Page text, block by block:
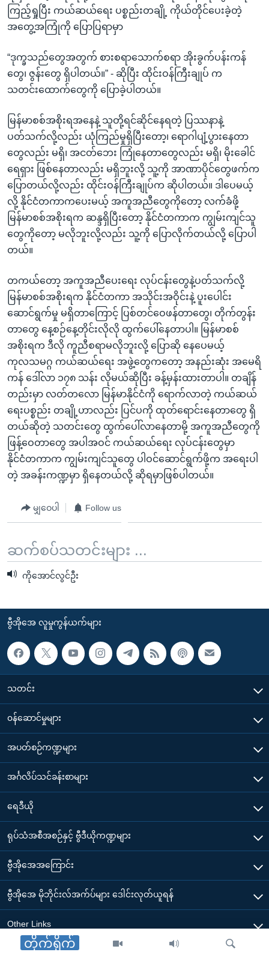
တိုက်ရိုက်
ကြည့်ရှုပြီး ကယ်ဆယ်ရေး ပစ္စည်းတချို့ ကိုယ်တိုင်ပေးခဲ့တဲ့
အတွေ့အကြုံကို ပြောပြရာမှာ
“ဒုက္ခသည်တွေအတွက် စားစရာသောက်စရာ အိုးခွက်ပန်းကန်
တွေ၊ ဇွန်းတွေ ရှိပါတယ်။” - ဆိုပြီး ထိုင်းဝန်ကြီးချုပ် က
သတင်းထောက်တွေကို ပြောခဲ့ပါတယ်။
မြန်မာစစ်အစိုးရအနေနဲ့ သူတို့ရင်ဆိုင်နေရတဲ့ ပြဿနာနဲ့
ပတ်သက်လို့လည်း ယုံကြည်မှုရှိပြီးတော့၊ ရောဂါပျံ့ပွားနေတာ
တွေလည်း မရှိ၊ အငတ်ဘေး ကြုံနေတာတွေလည်း မရှိ၊ မိုးခေါင်
ရေရှား ဖြစ်နေတာလည်း မရှိဘူးလို့ သူ့ကို အာဏာပိုင်တွေဖက်က
ပြောတယ်လို့လည်း ထိုင်းဝန်ကြီးချုပ်က ဆိုပါတယ်။ ဒါပေမယ့်
လို့ နိုင်ငံတကာကပေးမယ့် အကူအညီတွေကိုတော့ လက်ခံဖို့
မြန်မာစစ်အစိုးရက ဆန္ဒရှိပြီးတော့ နိုင်ငံတကာက ကျွမ်းကျင်သူ
တွေကိုတော့ မလိုဘူးလို့လည်း သူ့ကို ပြောလိုက်တယ်လို့ ပြောပါ
တယ်။
တကယ်တော့ အကူအညီပေးရေး လုပ်ငန်းတွေနဲ့ပတ်သက်လို့
မြန်မာစစ်အစိုးရက နိုင်ငံတကာ အသိုင်းအဝိုင်းနဲ့ ပူးပေါင်း
ဆောင်ရွက်မှု မရှိတာကြောင့် ပြစ်တင်ဝေဖန်တာတွေ၊ တိုက်တွန်း
တာတွေ နေ့စဉ်နေ့တိုင်းလိုလို ထွက်ပေါ်နေတာပါ။ မြန်မာစစ်
အစိုးရက ဒီလို ကူညီစရာမလိုဘူးလို့ ပြောဆို နေပေမယ့်
ကုလသမဂ္ဂ ကယ်ဆယ်ရေး အဖွဲ့တွေကတော့ အနည်းဆုံး အမေရိ
ကန် ဒေါ်လာ ၁၇၈ သန်း လိုမယ်ဆိုပြီး ခန့်မှန်းထားတာပါ။ တချိန်
တည်းမှာ လတ်တလော မြန်မာနိုင်ငံကို ရောက်လာတဲ့ ကယ်ဆယ်
ရေးပစ္စည်း တချို့ဟာလည်း ပြင်ပကို ထုတ်ရောင်းနေတာတွေ ရှိ
တယ်ဆိုတဲ့ သတင်းတွေ ထွက်ပေါ်လာနေတာမို့ အကူအညီတွေကို
ဖြန့်ဝေတာတွေ အပါအဝင် ကယ်ဆယ်ရေး လုပ်ငန်းတွေမှာ
နိုင်ငံတကာက ကျွမ်းကျင်သူတွေ ပါဝင်ဆောင်ရွက်ဖို့က အရေးပါ
တဲ့ အခန်းကဏ္ဍမှာ ရှိနေတယ်လို့ ဆိုရမှာဖြစ်ပါတယ်။
မျှဝေပါ Follow us
ဆက်စပ်သတင်းများ ...
ကိုအောင်လွင်ဦး
ဗွီအိုအေ လူမှုကွန်ယက်များ
သတင်း
၀န်ဆောင်မှုများ
အပတ်စဉ်ကဏ္ဍများ
အင်္ဂလိပ်သင်ခန်းစာများ
ရေဒီယို
ရုပ်သံအစီအစဉ်နှင့် ဗွီဒီယိုကဏ္ဍများ
ဗွီအိုအေအကြောင်း
ဗွီအိုအေ မိုဘိုင်းလ်အက်ပ်များ ဒေါင်းလုတ်ယူရန်
Other Links